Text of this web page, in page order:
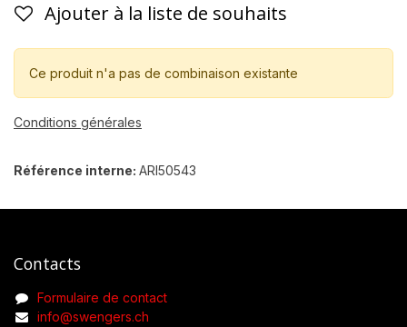
Ajouter à la liste de souhaits
Ce produit n'a pas de combinaison existante
Conditions générales
Référence interne: ARI50543
Contacts
Formulaire de contact
info@swengers.ch